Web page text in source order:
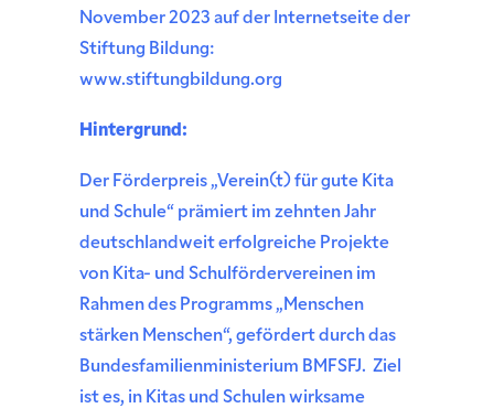
November 2023 auf der Internetseite der
Stiftung Bildung:
www.stiftungbildung.org
Hintergrund:
Der Förderpreis „Verein(t) für gute Kita
und Schule“ prämiert im zehnten Jahr
deutschlandweit erfolgreiche Projekte
von Kita- und Schulfördervereinen im
Rahmen des Programms „Menschen
stärken Menschen“, gefördert durch das
Bundesfamilienministerium BMFSFJ. Ziel
ist es, in Kitas und Schulen wirksame